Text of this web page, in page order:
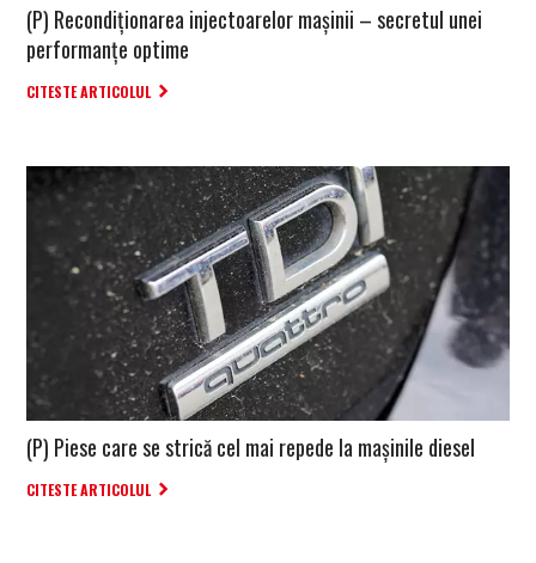
(P) Recondiționarea injectoarelor mașinii – secretul unei
performanțe optime
CITESTE ARTICOLUL
(P) Piese care se strică cel mai repede la mașinile diesel
CITESTE ARTICOLUL